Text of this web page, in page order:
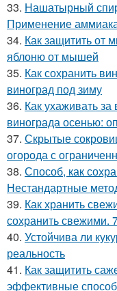
33. Нашатырный
Применение
34. Как защитить от
яблоню от мышей
35. Как сохранить
виноград под зиму
36. Как ухаживать
винограда осенью:
37. Скрытые
огорода с
38. Способ, как
Нестандартные
39. Как хранить
сохранить свежими.
40. Устойчива ли
реальность
41. Как защитить
эффективные